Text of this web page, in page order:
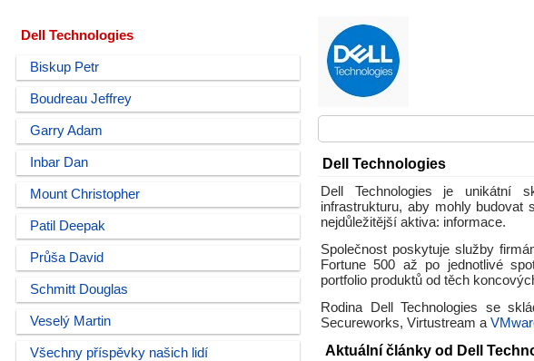
Dell Technologies
Biskup Petr
Boudreau Jeffrey
Garry Adam
Inbar Dan
Mount Christopher
Patil Deepak
Průša David
Schmitt Douglas
Veselý Martin
Všechny příspěvky našich lidí
Dell Technologies
Dell Technologies je unikátní
infrastrukturu, aby mohly budovat
nejdůležitější aktiva: informace.
Společnost poskytuje služby
Fortune 500 až po jednotlivé
portfolio produktů od těch
Rodina Dell Technologies se
Secureworks, Virtustream a
Aktuální články od Dell